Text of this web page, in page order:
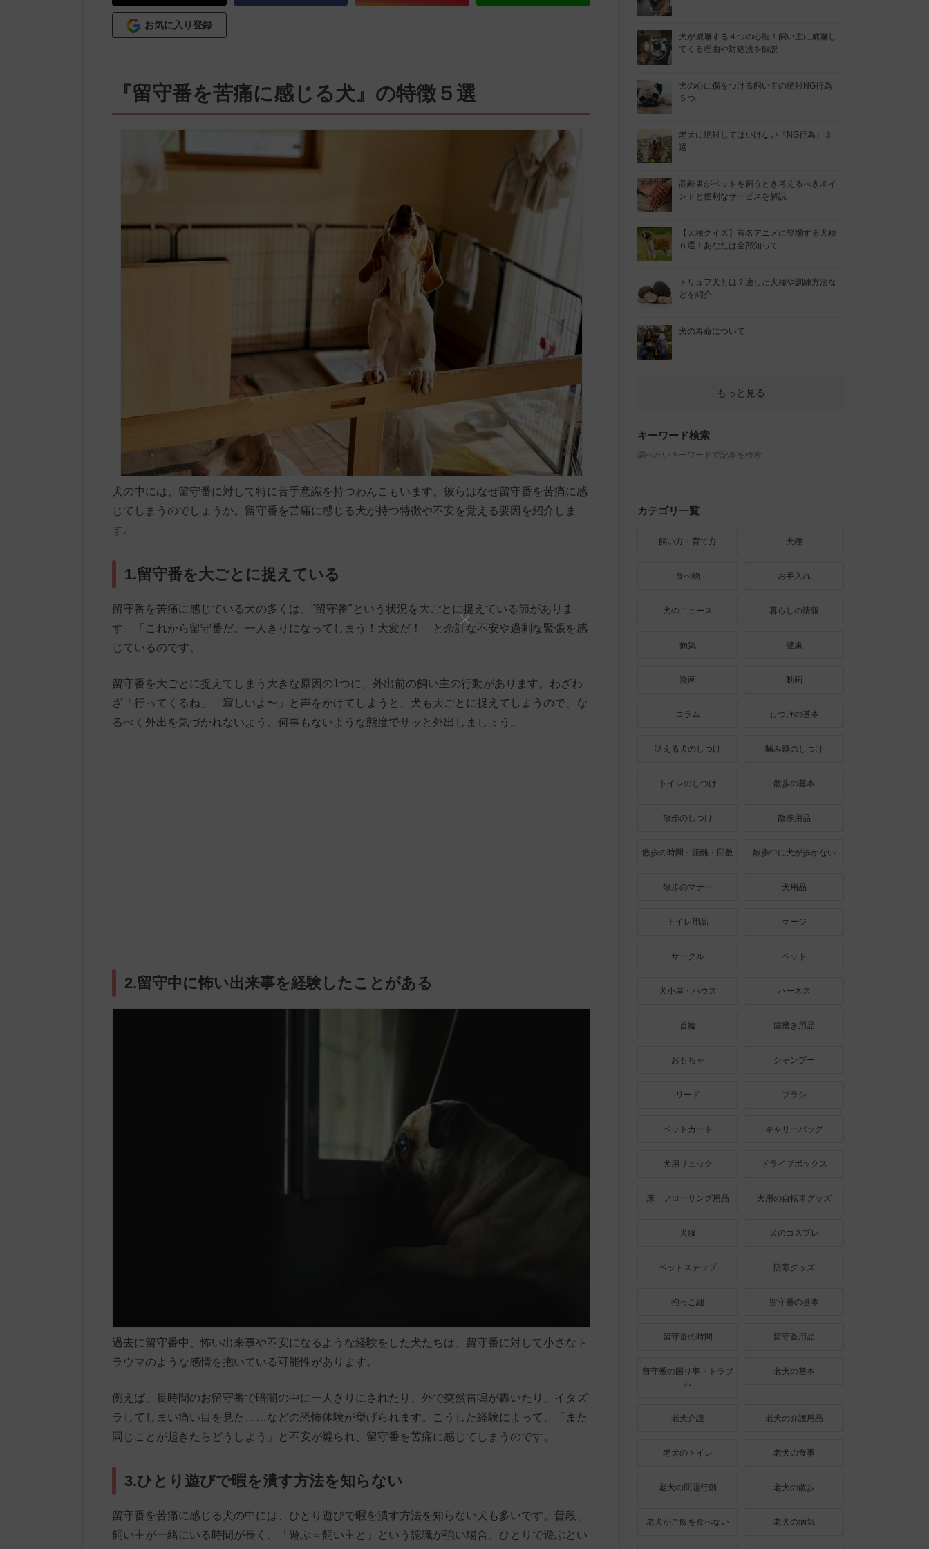
お気に入り登録
『留守番を苦痛に感じる犬』の特徴５選
犬の中には、留守番に対して特に苦手意識を持つわんこもいます。彼らはなぜ留守番を苦痛に感
じてしまうのでしょうか。留守番を苦痛に感じる犬が持つ特徴や不安を覚える要因を紹介しま
す。
1.留守番を大ごとに捉えている
留守番を苦痛に感じている犬の多くは、"留守番"という状況を大ごとに捉えている節がありま
す。「これから留守番だ。一人きりになってしまう！大変だ！」と余計な不安や過剰な緊張を感
じているのです。
留守番を大ごとに捉えてしまう大きな原因の1つに、外出前の飼い主の行動があります。わざわ
ざ「行ってくるね」「寂しいよ〜」と声をかけてしまうと、犬も大ごとに捉えてしまうので、な
るべく外出を気づかれないよう、何事もないような態度でサッと外出しましょう。
2.留守中に怖い出来事を経験したことがある
過去に留守番中、怖い出来事や不安になるような経験をした犬たちは、留守番に対して小さなト
ラウマのような感情を抱いている可能性があります。
例えば、長時間のお留守番で暗闇の中に一人きりにされたり、外で突然雷鳴が轟いたり、イタズ
ラしてしまい痛い目を見た……などの恐怖体験が挙げられます。こうした経験によって、「また
同じことが起きたらどうしよう」と不安が煽られ、留守番を苦痛に感じてしまうのです。
3.ひとり遊びで暇を潰す方法を知らない
留守番を苦痛に感じる犬の中には、ひとり遊びで暇を潰す方法を知らない犬も多いです。普段、
飼い主が一緒にいる時間が長く、「遊ぶ＝飼い主と」という認識が強い場合、ひとりで遊ぶとい
犬が威嚇する４つの心理！飼い主に威嚇し
てくる理由や対処法を解説
犬の心に傷をつける飼い主の絶対NG行為
５つ
老犬に絶対してはいけない『NG行為』３
選
高齢者がペットを飼うとき考えるべきポイ
ントと便利なサービスを解説
【犬種クイズ】有名アニメに登場する犬種
６選！あなたは全部知って…
トリュフ犬とは？適した犬種や訓練方法な
どを紹介
犬の寿命について
もっと見る
キーワード検索
調べたいキーワードで記事を検索
カテゴリ一覧
飼い方・育て方 犬種
食べ物 お手入れ
犬のニュース 暮らしの情報
病気 健康
漫画 動画
コラム しつけの基本
吠える犬のしつけ 噛み癖のしつけ
トイレのしつけ 散歩の基本
散歩のしつけ 散歩用品
散歩の時間・距離・回数 散歩中に犬が歩かない
散歩のマナー 犬用品
トイレ用品 ケージ
サークル ベッド
犬小屋・ハウス ハーネス
首輪 歯磨き用品
おもちゃ シャンプー
リード ブラシ
ペットカート キャリーバッグ
犬用リュック ドライブボックス
床・フローリング用品 犬用の自転車グッズ
犬服 犬のコスプレ
ペットステップ 防寒グッズ
抱っこ紐 留守番の基本
留守番の時間 留守番用品
留守番の困り事・トラブ
ル
老犬の基本
老犬介護 老犬の介護用品
老犬のトイレ 老犬の食事
老犬の問題行動 老犬の散歩
老犬がご飯を食べない 老犬の病気